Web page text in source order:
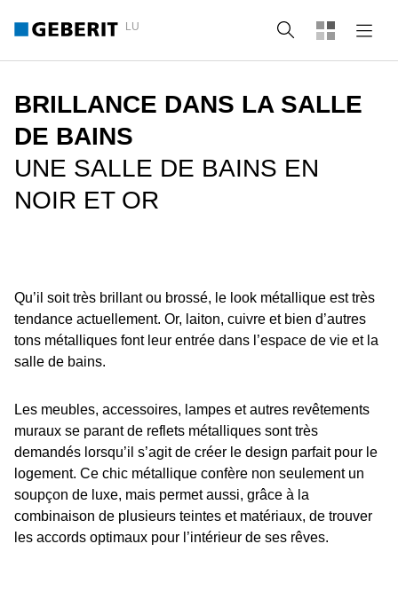
LU Recherche
BRILLANCE DANS LA SALLE
DE BAINS
UNE SALLE DE BAINS EN
NOIR ET OR
Qu’il soit très brillant ou brossé, le look métallique est très
tendance actuellement. Or, laiton, cuivre et bien d’autres
tons métalliques font leur entrée dans l’espace de vie et la
salle de bains.
Les meubles, accessoires, lampes et autres revêtements
muraux se parant de reflets métalliques sont très
demandés lorsqu’il s’agit de créer le design parfait pour le
logement. Ce chic métallique confère non seulement un
soupçon de luxe, mais permet aussi, grâce à la
combinaison de plusieurs teintes et matériaux, de trouver
les accords optimaux pour l’intérieur de ses rêves.